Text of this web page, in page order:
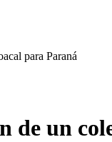
para Paraná
de un